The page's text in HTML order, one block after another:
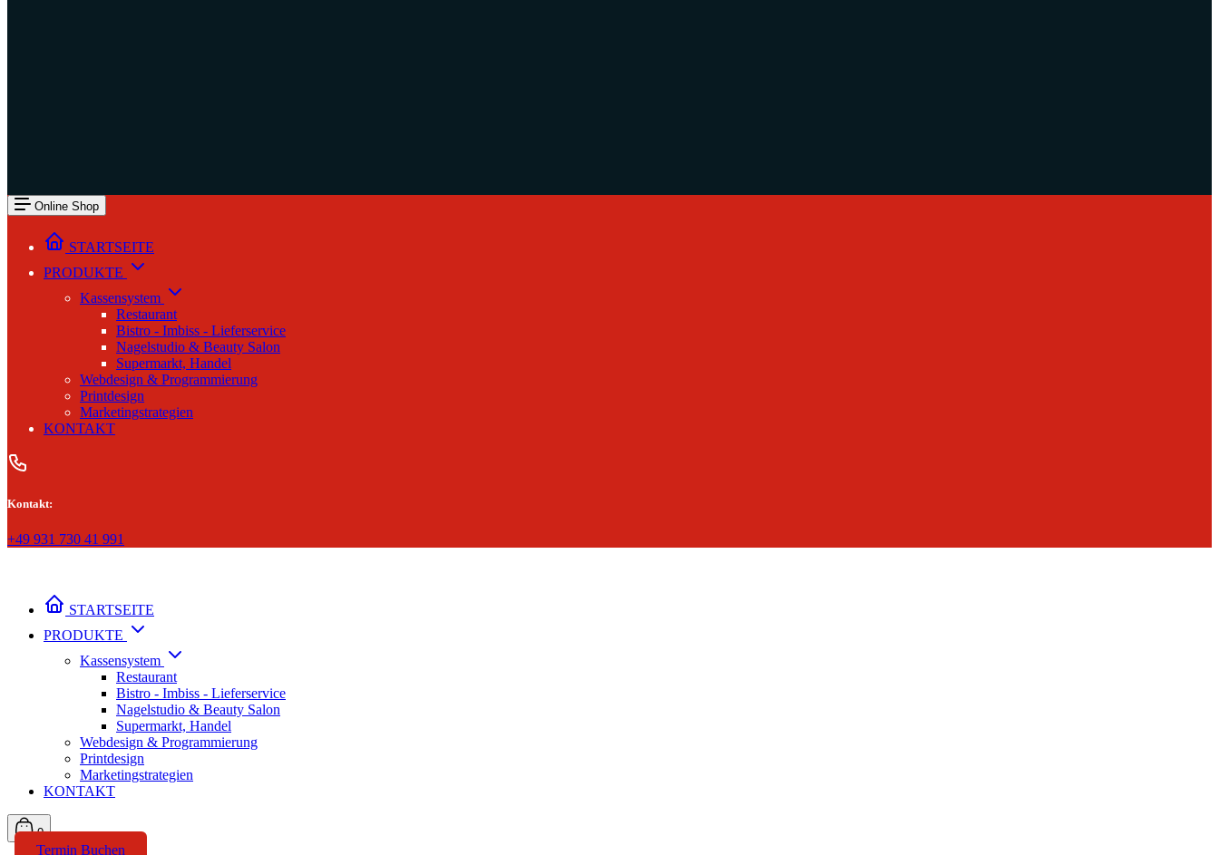
Online Shop
STARTSEITE
PRODUKTE
Kassensystem
Restaurant
Bistro - Imbiss - Lieferservice
Nagelstudio & Beauty Salon
Supermarkt, Handel
Webdesign & Programmierung
Printdesign
Marketingstrategien
KONTAKT
Kontakt:
+49 931 730 41 991
STARTSEITE
PRODUKTE
Kassensystem
Restaurant
Bistro - Imbiss - Lieferservice
Nagelstudio & Beauty Salon
Supermarkt, Handel
Webdesign & Programmierung
Printdesign
Marketingstrategien
KONTAKT
0
Termin Buchen